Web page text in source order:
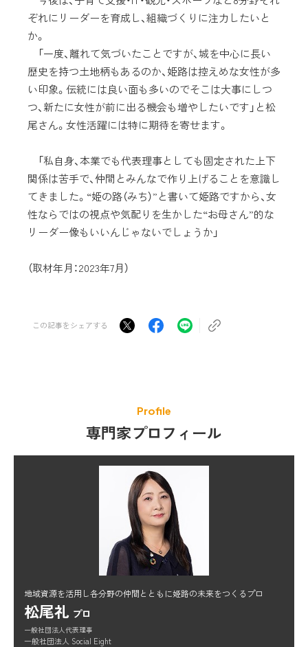
ぞれにリーダーを育成し、組織づくりに注力したいと
か。
「一度、離れて気づいたことですが、城を中心に長い
歴史を持つ土地柄もあるのか、姫路は控えめな女性が多
い印象。伝統には良い面も多いのでそこは大事にしつ
つ、新たに女性が前に出る機会も増やしたいです」と松
尾さん。女性活躍には特に期待を寄せます。
「私自身、本業でも代表理事としても固定された上下
関係は苦手で、仲間とみんなで作り上げることを意識し
てきました。“姫の路（みち）”と書いて姫路ですから、女
性ならではの視点や気配りを生かした“お母さん”的な
リーダー像もいいんじゃないでしょうか」
（取材年月：2023年7月）
この記事をシェアする
Profile
専門家プロフィール
地域資源を活用し各分野の仲間とともに姫路の未来をつくるプロ
松尾礼 プロ
一般社団法人代表理事
一般社団法人 Social Eight